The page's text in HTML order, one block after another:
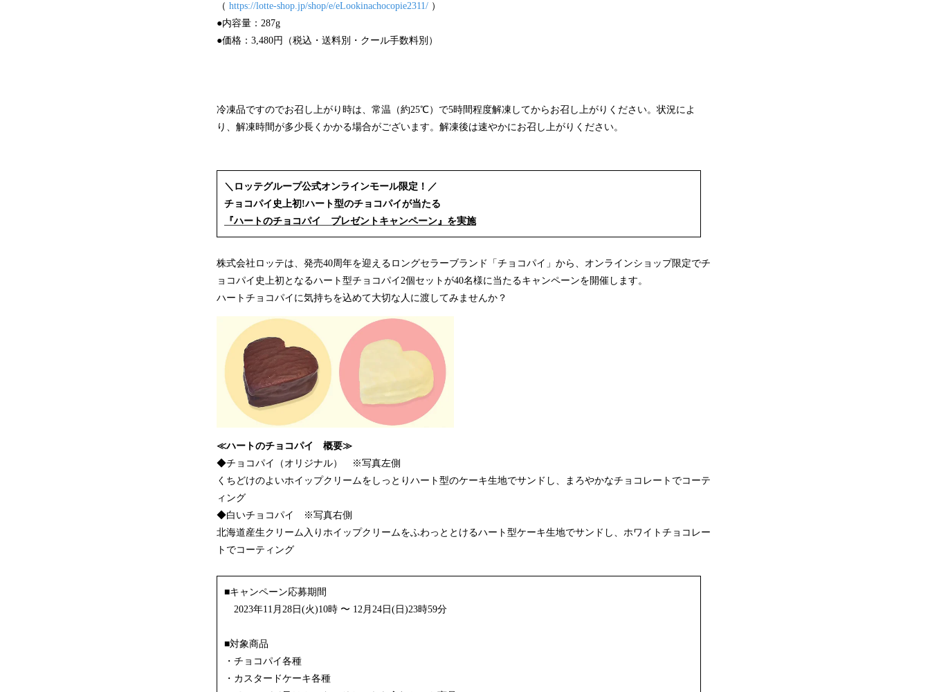
（ https://lotte-shop.jp/shop/e/eLookinachocopie2311/ ）
●内容量：287g
●価格：3,480円（税込・送料別・クール手数料別）
冷凍品ですのでお召し上がり時は、常温（約25℃）で5時間程度解凍してからお召し上がりください。状況によ
り、解凍時間が多少長くかかる場合がございます。解凍後は速やかにお召し上がりください。
＼ロッテグループ公式オンラインモール限定！／
チョコパイ史上初!ハート型のチョコパイが当たる
『ハートのチョコパイ プレゼントキャンペーン』を実施
株式会社ロッテは、発売40周年を迎えるロングセラーブランド「チョコパイ」から、オンラインショップ限定でチ
ョコパイ史上初となるハート型チョコパイ2個セットが40名様に当たるキャンペーンを開催します。
ハートチョコパイに気持ちを込めて大切な人に渡してみませんか？
≪ハートのチョコパイ 概要≫
◆チョコパイ（オリジナル） ※写真左側
くちどけのよいホイップクリームをしっとりハート型のケーキ生地でサンドし、まろやかなチョコレートでコーテ
ィング
◆白いチョコパイ ※写真右側
北海道産生クリーム入りホイップクリームをふわっととけるハート型ケーキ生地でサンドし、ホワイトチョコレー
トでコーティング
■キャンペーン応募期間
2023年11月28日(火)10時 〜 12月24日(日)23時59分
■対象商品
・チョコパイ各種
・カスタードケーキ各種